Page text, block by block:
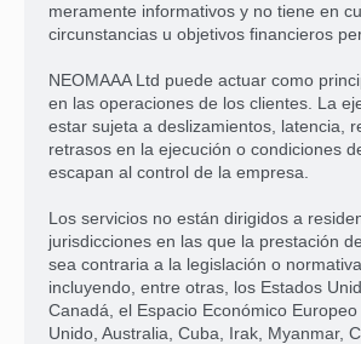
meramente informativos y no tiene en
circunstancias u objetivos financieros
NEOMAAA Ltd puede actuar como
en las operaciones de los clientes. La
estar sujeta a deslizamientos, latencia,
retrasos en la ejecución o condiciones
escapan al control de la empresa.
Los servicios no están dirigidos a
jurisdicciones en las que la prestación
sea contraria a la legislación o
incluyendo, entre otras, los Estados
Canadá, el Espacio Económico
Unido, Australia, Cuba, Irak, Myanmar,